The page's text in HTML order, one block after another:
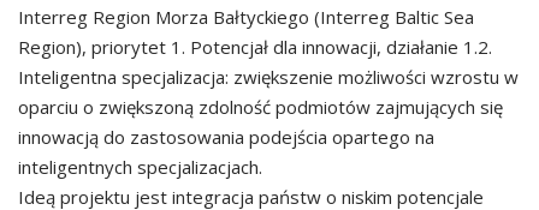
Interreg Region Morza Bałtyckiego (Interreg Baltic Sea
Region), priorytet 1. Potencjał dla innowacji, działanie 1.2.
Inteligentna specjalizacja: zwiększenie możliwości wzrostu w
oparciu o zwiększoną zdolność podmiotów zajmujących się
innowacją do zastosowania podejścia opartego na
inteligentnych specjalizacjach.
Ideą projektu jest integracja państw o niskim potencjale